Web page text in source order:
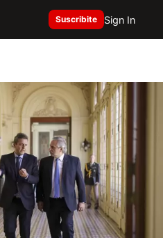
Suscribite Sign In